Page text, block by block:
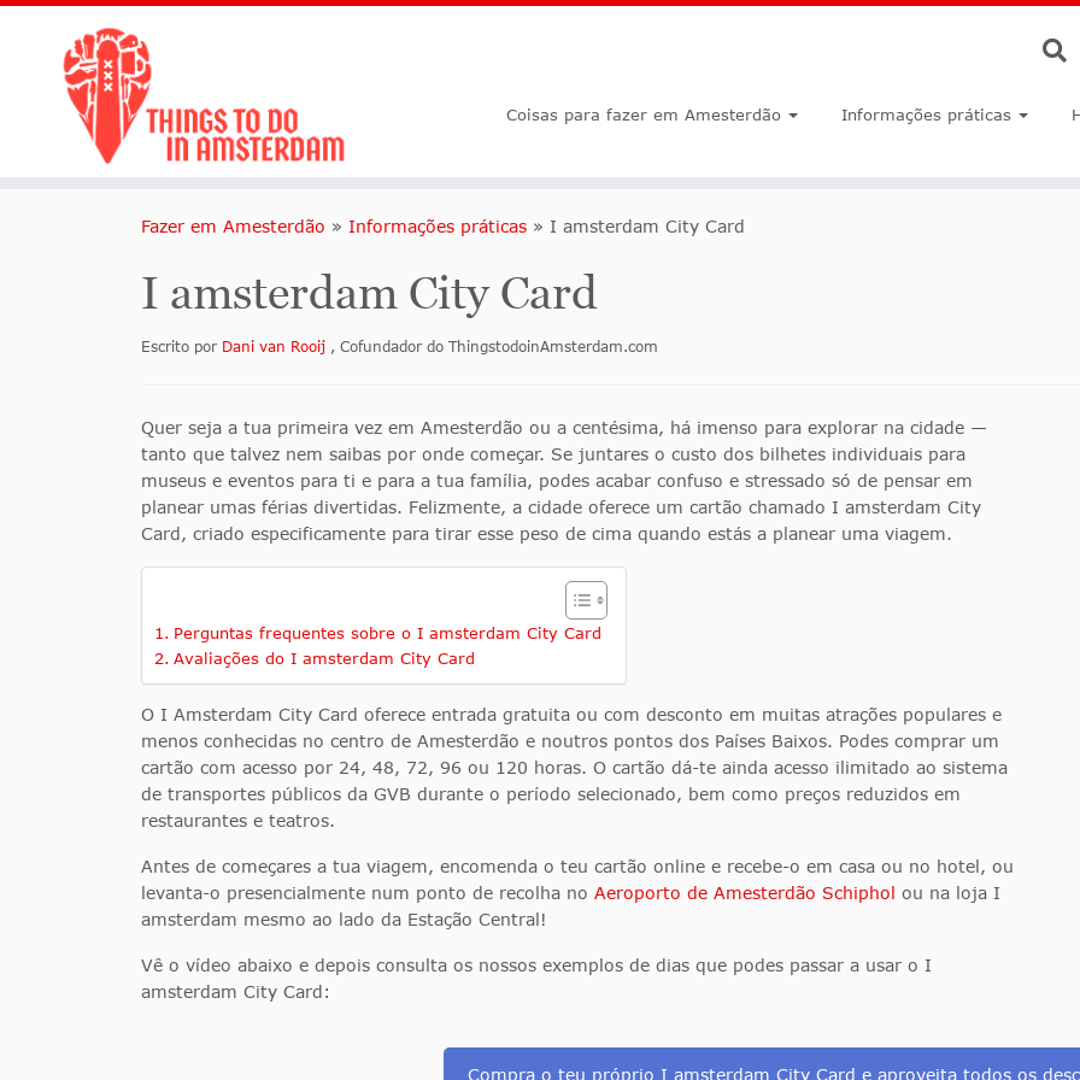
Coisas para fazer em Amesterdão Informações práticas
Fazer em Amesterdão » Informações práticas » I amsterdam City Card
I amsterdam City Card
Escrito por Dani van Rooij , Cofundador do ThingstodoinAmsterdam.com
Quer seja a tua primeira vez em Amesterdão ou a centésima, há imenso para explorar na cidade —
tanto que talvez nem saibas por onde começar. Se juntares o custo dos bilhetes individuais para
museus e eventos para ti e para a tua família, podes acabar confuso e stressado só de pensar em
planear umas férias divertidas. Felizmente, a cidade oferece um cartão chamado I amsterdam City
Card, criado especificamente para tirar esse peso de cima quando estás a planear uma viagem.
Perguntas frequentes sobre o I amsterdam City Card
Avaliações do I amsterdam City Card
O I Amsterdam City Card oferece entrada gratuita ou com desconto em muitas atrações populares e
menos conhecidas no centro de Amesterdão e noutros pontos dos Países Baixos. Podes comprar um
cartão com acesso por 24, 48, 72, 96 ou 120 horas. O cartão dá-te ainda acesso ilimitado ao sistema
de transportes públicos da GVB durante o período selecionado, bem como preços reduzidos em
restaurantes e teatros.
Antes de começares a tua viagem, encomenda o teu cartão online e recebe-o em casa ou no hotel, ou
levanta-o presencialmente num ponto de recolha no Aeroporto de Amesterdão Schiphol ou na loja I
amsterdam mesmo ao lado da Estação Central!
Vê o vídeo abaixo e depois consulta os nossos exemplos de dias que podes passar a usar o I
amsterdam City Card:
Compra o teu próprio I amsterdam City Card e aproveita todos os